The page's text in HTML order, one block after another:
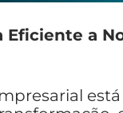
Eficiente a